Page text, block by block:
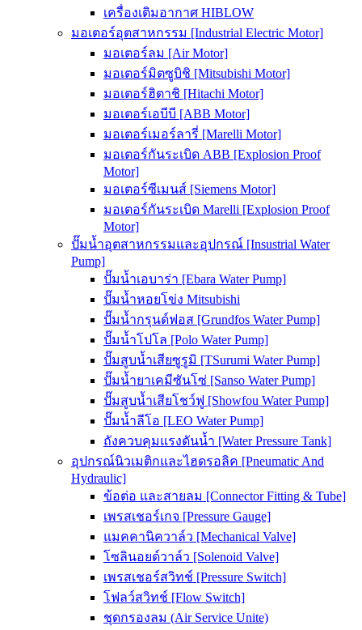
เครื่องเติมอากาศ HIBLOW
มอเตอร์อุตสาหกรรม [Industrial Electric Motor]
มอเตอร์ลม [Air Motor]
มอเตอร์มิตซูบิชิ [Mitsubishi Motor]
มอเตอร์ฮิตาชิ [Hitachi Motor]
มอเตอร์เอบีบี [ABB Motor]
มอเตอร์เมอร์ลารี่ [Marelli Motor]
มอเตอร์กันระเบิด ABB [Explosion Proof
Motor]
มอเตอร์ซีเมนส์ [Siemens Motor]
มอเตอร์กันระเบิด Marelli [Explosion Proof
Motor]
ปั๊มน้ำอุตสาหกรรมและอุปกรณ์ [Insustrial Water
Pump]
ปั๊มน้ำเอบาร่า [Ebara Water Pump]
ปั๊มน้ำหอยโข่ง Mitsubishi
ปั๊มน้ำกรุนด์ฟอส [Grundfos Water Pump]
ปั๊มน้ำโปโล [Polo Water Pump]
ปั๊มสูบน้ำเสียซูรูมิ [TSurumi Water Pump]
ปั๊มน้ำยาเคมีซันโซ่ [Sanso Water Pump]
ปั๊มสูบน้ำเสียโชว์ฟู [Showfou Water Pump]
ปั๊มน้ำลีโอ [LEO Water Pump]
ถังควบคุมแรงดันน้ำ [Water Pressure Tank]
อุปกรณ์นิวเมติกและไฮดรอลิค [Pneumatic And
Hydraulic]
ข้อต่อ และสายลม [Connector Fitting & Tube]
เพรสเชอร์เกจ [Pressure Gauge]
แมคคานิควาล์ว [Mechanical Valve]
โซลินอยด์วาล์ว [Solenoid Valve]
เพรสเชอร์สวิทช์ [Pressure Switch]
โฟลว์สวิทช์ [Flow Switch]
ชุดกรองลม (Air Service Unite)